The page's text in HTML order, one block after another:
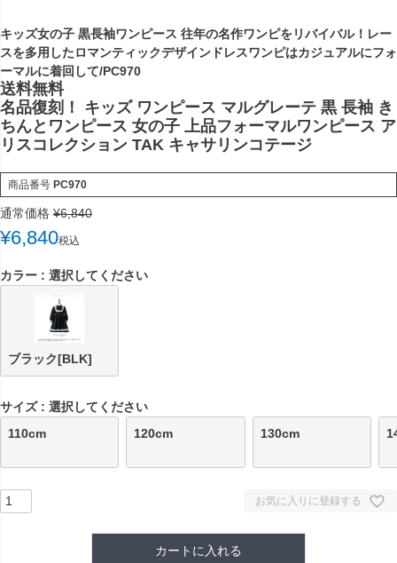
キッズ女の子 黒長袖ワンピース 往年の名作ワンピをリバイバル！レー
スを多用したロマンティックデザインドレスワンピはカジュアルにフォ
ーマルに着回して/PC970
送料無料
名品復刻！ キッズ ワンピース マルグレーテ 黒 長袖 き
ちんとワンピース 女の子 上品フォーマルワンピース ア
リスコレクション TAK キャサリンコテージ
商品番号 PC970
通常価格 ¥6,840
¥6,840税込
カラー 選択してください
ブラック[BLK]
サイズ
選択してください
110cm
120cm 130cm
お気に入りに登録する
カートに入れる